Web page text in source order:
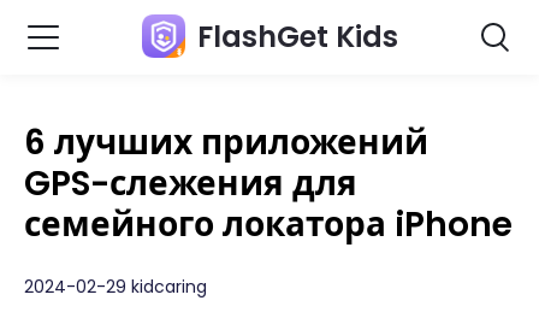
FlashGet Kids
6 лучших приложений
GPS-слежения для
семейного локатора iPhone
2024-02-29 kidcaring